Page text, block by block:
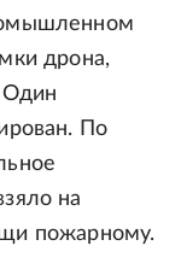
дрона,
Один
По
на
пожарному.